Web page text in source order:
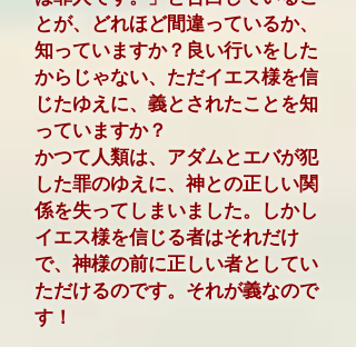
とが、どれほど間違っているか、
知っていますか？良い行いをした
からじゃない、ただイエス様を信
じたゆえに、義とされたことを知
っていますか？
かつて人類は、アダムとエバが犯
した罪のゆえに、神との正しい関
係を失ってしまいました。しかし
イエス様を信じる者はそれだけ
で、神様の前に正しい者としてい
ただけるのです。それが義なので
す！